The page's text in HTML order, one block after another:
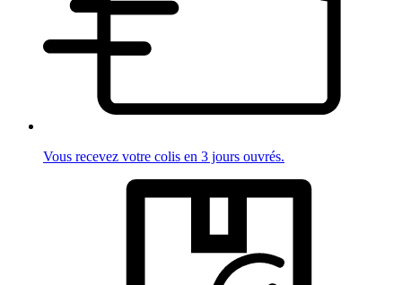
Vous recevez votre colis en 3 jours ouvrés.